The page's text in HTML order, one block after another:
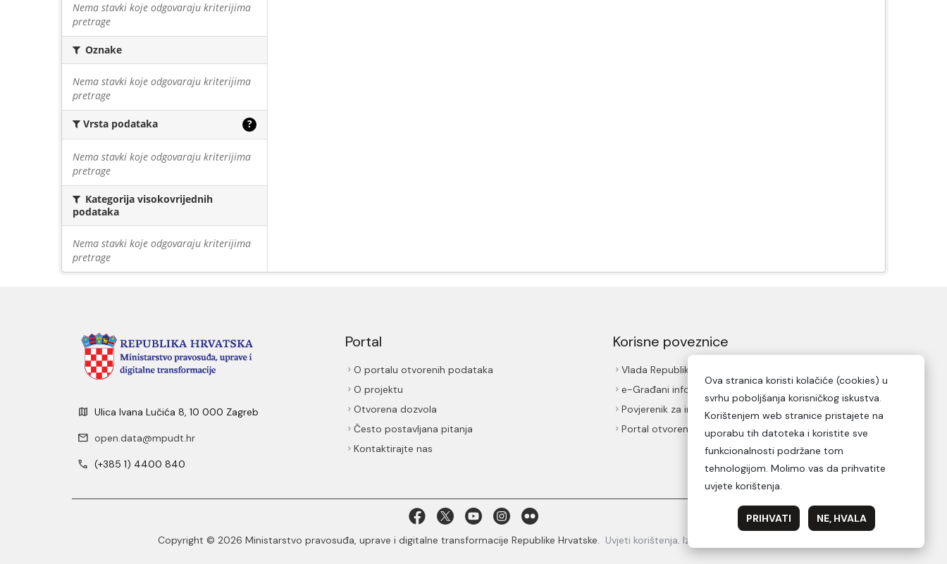
Nema stavki koje odgovaraju kriterijima
pretrage
Oznake
Nema stavki koje odgovaraju kriterijima
pretrage
Vrsta podataka ?
Nema stavki koje odgovaraju kriterijima
pretrage
Kategorija visokovrijednih
podataka
Nema stavki koje odgovaraju kriterijima
pretrage